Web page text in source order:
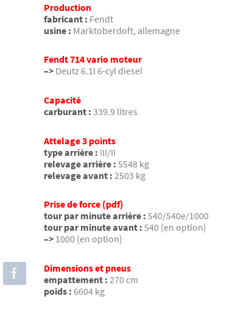
Production
fabricant : Fendt
usine : Marktoberdoft, allemagne
Fendt 714 vario moteur
–> Deutz 6.1l 6-cyl diesel
Capacité
carburant : 339.9 litres
Attelage 3 points
type arrière : III/II
relevage arrière : 5548 kg
relevage avant : 2503 kg
Prise de force (pdf)
tour par minute arrière : 540/540e/1000
tour par minute avant : 540 (en option)
–> 1000 (en option)
Dimensions et pneus
empattement : 270 cm
poids : 6604 kg